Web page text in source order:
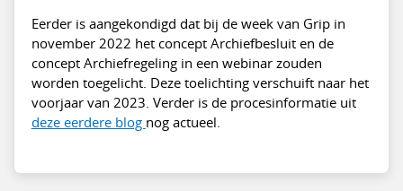
Eerder is aangekondigd dat bij de week van Grip in
november 2022 het concept Archiefbesluit en de
concept Archiefregeling in een webinar zouden
worden toegelicht. Deze toelichting verschuift naar het
voorjaar van 2023. Verder is de procesinformatie uit
deze eerdere blog nog actueel.